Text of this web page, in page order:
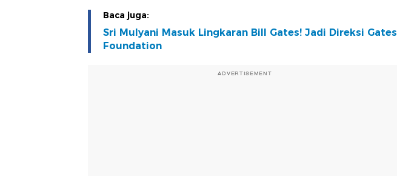
Baca juga:
Sri Mulyani Masuk Lingkaran Bill Gates! Jadi Direksi Gates
Foundation
ADVERTISEMENT